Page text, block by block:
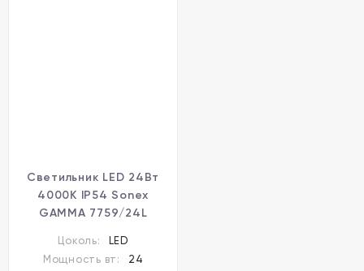
Светильник LED 24Вт
4000K IP54 Sonex
GAMMA 7759/24L
Цоколь:
LED
Мощность вт:
24